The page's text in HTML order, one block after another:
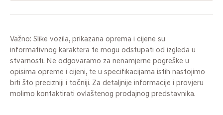
Važno: Slike vozila, prikazana oprema i cijene su
informativnog karaktera te mogu odstupati od izgleda u
stvarnosti. Ne odgovaramo za nenamjerne pogreške u
opisima opreme i cijeni, te u specifikacijama istih nastojimo
biti što precizniji i točniji. Za detaljnije informacije i provjeru
molimo kontaktirati ovlaštenog prodajnog predstavnika.